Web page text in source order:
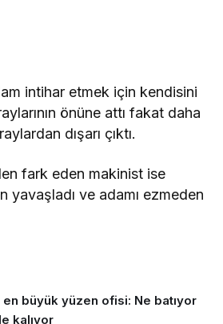
intihar etmek için kendisini
önüne attı fakat daha
dışarı çıktı.
fark eden makinist ise
yavaşladı ve adamı ezmeden
en büyük yüzen ofisi: Ne batıyor
kalıyor